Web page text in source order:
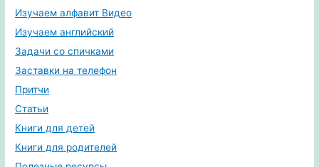
Изучаем алфавит Видео
Изучаем английский
Задачи со спичками
Заставки на телефон
Притчи
Статьи
Книги для детей
Книги для родителей